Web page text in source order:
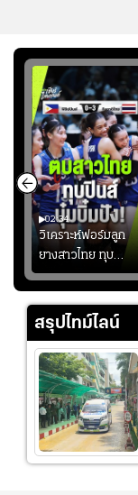
02:34
วิเคราะห์ฟอร์มลูก
ยางสาวไทย ทุบ
ฟิลิปปินส์ 3-0! "บุ๋ม
บิ๋ม" คืนสนามสุดปัง
#วอลเลย์บอลชาย
ทีมชาติไทย
สรุปไทม์ไลน์